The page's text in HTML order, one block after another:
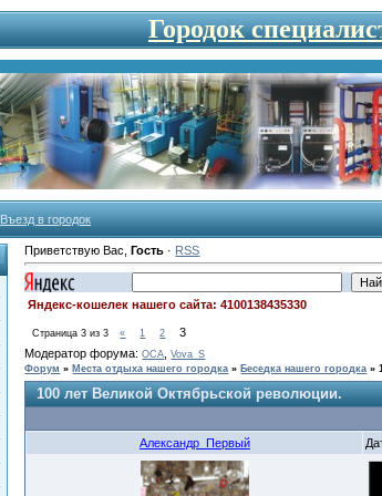
Городок
Въезд в городок
Приветствую Вас ,Гость · RSS
Яндекс-кошелек нашего сайта: 4100138435330
Страница3 из3 « 1 2
3
Модератор форума:OCA ,Vova_S
Форум » Места отдыха нашего городка » Беседка нашего городка »
100 лет Великой Октябрьской революции.
Александр_Первый